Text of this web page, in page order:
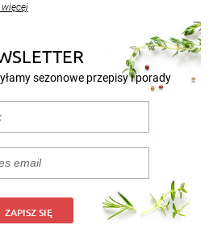
propozycje!
sezonowe przepisy i porady
ZAPISZ SIĘ